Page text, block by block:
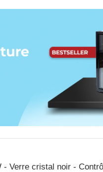
- Verre cristal noir -